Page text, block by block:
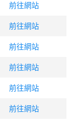
前往網站
前往網站
前往網站
前往網站
前往網站
前往網站